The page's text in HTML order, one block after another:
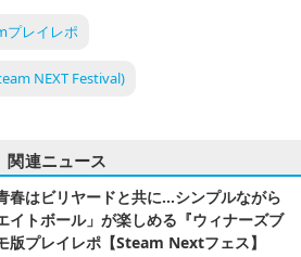
プレイレポ
NEXT Festival)
関連ニュース
春はビリヤードと共に…シンプルながら
イトボール」が楽しめる『ウィナーズブ
版プレイレポ【Steam Nextフェス】